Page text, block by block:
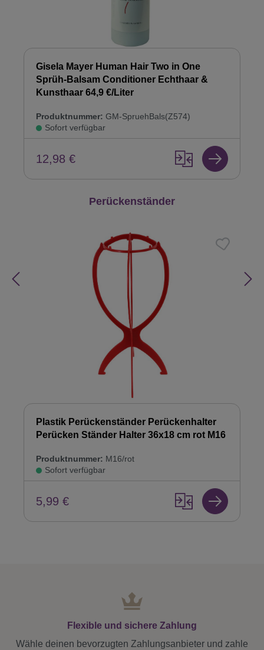
Gisela Mayer Human Hair Two in One
Sprüh-Balsam Conditioner Echthaar &
Kunsthaar 64,9 €/Liter
Produktnummer: GM-SpruehBals(Z574)
Sofort verfügbar
12,98 €
Produktgalerie überspringen
Perückenständer
Plastik Perückenständer Perückenhalter
Perücken Ständer Halter 36x18 cm rot M16
Produktnummer: M16/rot
Sofort verfügbar
5,99 €
Flexible und sichere Zahlung
Wähle deinen bevorzugten Zahlungsanbieter und zahle